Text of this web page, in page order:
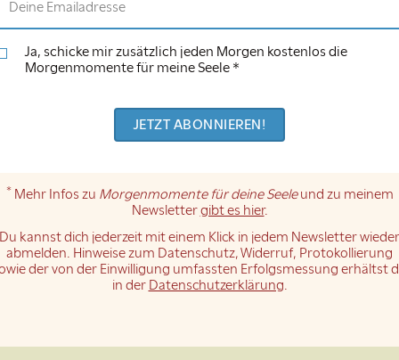
Ja, schicke mir zusätzlich jeden Morgen kostenlos die
Morgenmomente für meine Seele *
*Mehr Infos zu Morgenmomente für deine Seeleund zu meinem
Newslettergibt es hier.
Du kannst dich jederzeit mit einem Klick in jedem Newsletter wieder
abmelden. Hinweise zum Datenschutz, Widerruf, Protokollierung
der von der Einwilligung umfassten Erfolgsmessung erhältst
in der Datenschutzerklärung.